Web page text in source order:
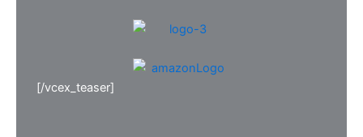
[/vcex_teaser]